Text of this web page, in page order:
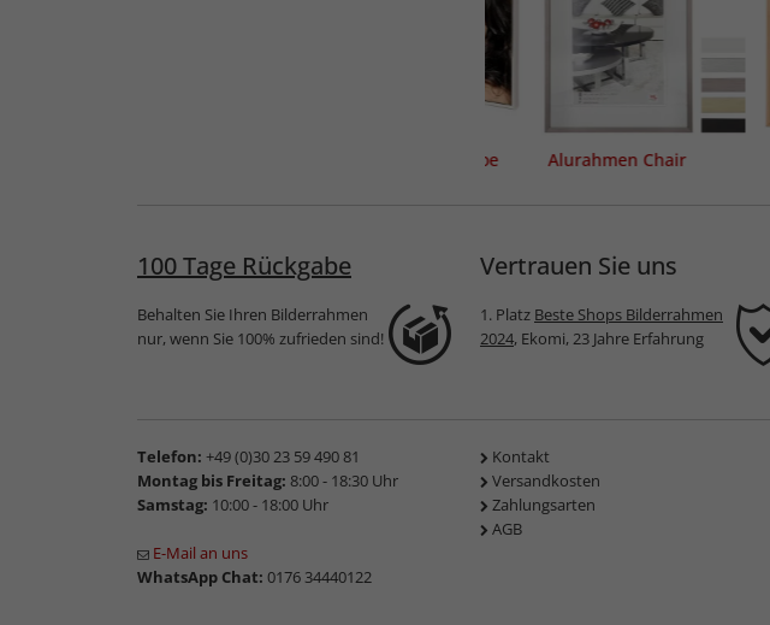
Doppelrahmen Chloe Alurahmen Chair
100 Tage Rückgabe
Behalten Sie Ihren Bilderrahmen
nur, wenn Sie 100% zufrieden sind!
Vertrauen Sie uns
1. Platz Beste Shops Bilderrahmen
2024, Ekomi, 23 Jahre Erfahrung
Telefon: +49 (0)30 23 59 490 81
Montag bis Freitag: 8:00 - 18:30 Uhr
Samstag: 10:00 - 18:00 Uhr
E-Mail an uns
WhatsApp Chat: 0176 34440122
Kontakt
Versandkosten
Zahlungsarten
AGB